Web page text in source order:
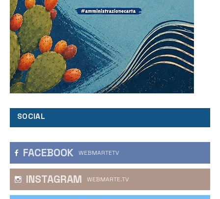
SOCIAL
FACEBOOK WEBMARTETV
INSTAGRAM WEBMARTE.TV